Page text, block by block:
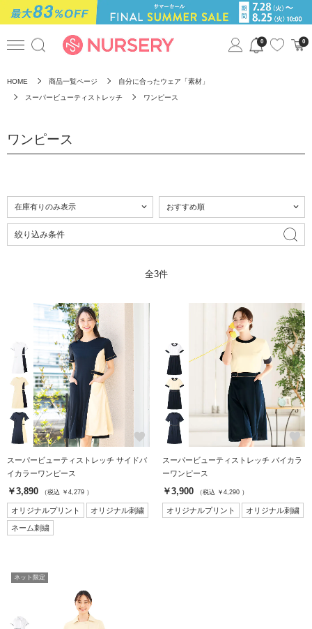
0 0
HOME 商品一覧ページ 自分に合ったウェア「素材」
スーパービューティストレッチ ワンピース
ワンピース
絞り込み条件
全3件
favorite
スーパービューティストレッチ サイドバ
イカラーワンピース
￥3,890 （税込 ￥4,279 ）
オリジナルプリント オリジナル刺繍
ネーム刺繍
favorite
スーパービューティストレッチ バイカラ
ーワンピース
￥3,900 （税込 ￥4,290 ）
オリジナルプリント オリジナル刺繍
ネット限定